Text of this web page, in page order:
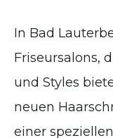
In Bad
Friseursalons,
und Styles
neuen
einer